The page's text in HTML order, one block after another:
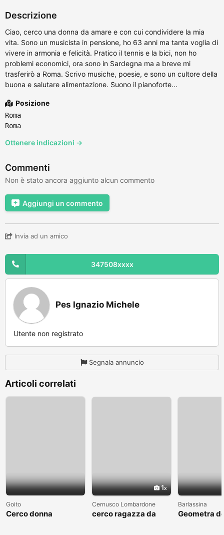
Descrizione
Ciao, cerco una donna da amare e con cui condividere la mia
vita. Sono un musicista in pensione, ho 63 anni ma tanta voglia di
vivere in armonia e felicità. Pratico il tennis e la bici, non ho
problemi economici, ora sono in Sardegna ma a breve mi
trasferirò a Roma. Scrivo musiche, poesie, e sono un cultore della
buona e salutare alimentazione. Suono il pianoforte...
Posizione
Roma
Roma
Ottenere indicazioni →
Commenti
Non è stato ancora aggiunto alcun commento
Aggiungi un commento
Invia ad un amico
347508xxxx
Pes Ignazio Michele
Utente non registrato
Segnala annuncio
Articoli correlati
Goito
Cerco donna
1
Cernusco Lombardone
cerco ragazza da
Barlassina
Geometra